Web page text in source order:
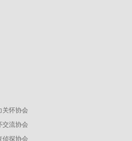
关怀协会
交流协会
侦探协会